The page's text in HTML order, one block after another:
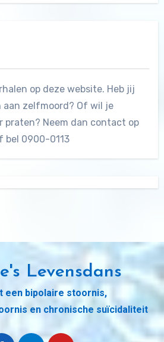
op deze website. Heb jij
zelfmoord? Of wil je
praten? Neem dan contact op
bel 0900-0113
Levensdans
een bipolaire stoornis,
en chronische suïcidaliteit